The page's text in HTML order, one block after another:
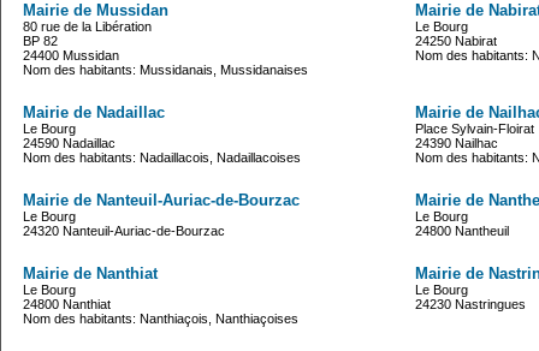
Mairie de Mussidan
80 rue de la Libération
BP 82
24400 Mussidan
Nom des habitants: Mussidanais, Mussidanaises
Mairie de
Le Bourg
24250 Nabirat
Nom des habitants:
Mairie de Nadaillac
Le Bourg
24590 Nadaillac
Nom des habitants: Nadaillacois, Nadaillacoises
Mairie de
Place Sylvain-Floirat
24390 Nailhac
Nom des habitants:
Mairie de Nanteuil-Auriac-de-Bourzac
Le Bourg
24320 Nanteuil-Auriac-de-Bourzac
Mairie de
Le Bourg
24800 Nantheuil
Mairie de Nanthiat
Le Bourg
24800 Nanthiat
Nom des habitants: Nanthiaçois, Nanthiaçoises
Mairie de
Le Bourg
24230 Nastringues